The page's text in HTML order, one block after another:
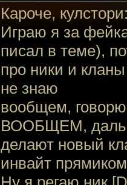
Кароче,
Играю я за
писал в теме),
про ники и
не знаю
вообщем,
ВООБЩЕМ,
делают новый
инвайт